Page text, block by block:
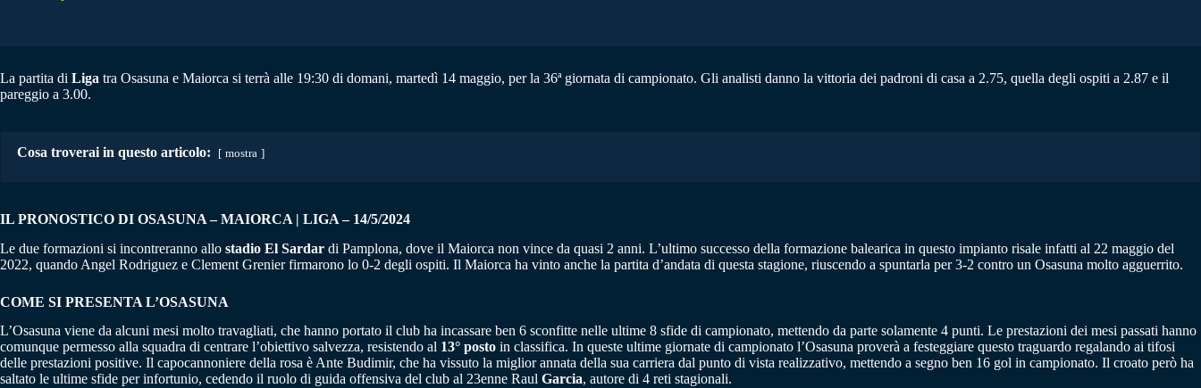
La partita di Liga tra Osasuna e Maiorca si terrà alle 19:30 di domani, martedì 14 maggio, per la 36ª giornata di campionato. Gli analisti danno la vittoria dei padroni di casa a 2.75, quella degli ospiti a 2.87 e il
pareggio a 3.00.
Cosa troverai in questo articolo: mostra
IL PRONOSTICO DI OSASUNA – MAIORCA | LIGA – 14/5/2024
Le due formazioni si incontreranno allo stadio El Sardar di Pamplona, dove il Maiorca non vince da quasi 2 anni. L’ultimo successo della formazione balearica in questo impianto risale infatti al 22 maggio del
2022, quando Angel Rodriguez e Clement Grenier firmarono lo 0-2 degli ospiti. Il Maiorca ha vinto anche la partita d’andata di questa stagione, riuscendo a spuntarla per 3-2 contro un Osasuna molto agguerrito.
COME SI PRESENTA L’OSASUNA
L’Osasuna viene da alcuni mesi molto travagliati, che hanno portato il club ha incassare ben 6 sconfitte nelle ultime 8 sfide di campionato, mettendo da parte solamente 4 punti. Le prestazioni dei mesi passati hanno
comunque permesso alla squadra di centrare l’obiettivo salvezza, resistendo al 13° posto in classifica. In queste ultime giornate di campionato l’Osasuna proverà a festeggiare questo traguardo regalando ai tifosi
delle prestazioni positive. Il capocannoniere della rosa è Ante Budimir, che ha vissuto la miglior annata della sua carriera dal punto di vista realizzativo, mettendo a segno ben 16 gol in campionato. Il croato però ha
saltato le ultime sfide per infortunio, cedendo il ruolo di guida offensiva del club al 23enne Raul Garcia, autore di 4 reti stagionali.